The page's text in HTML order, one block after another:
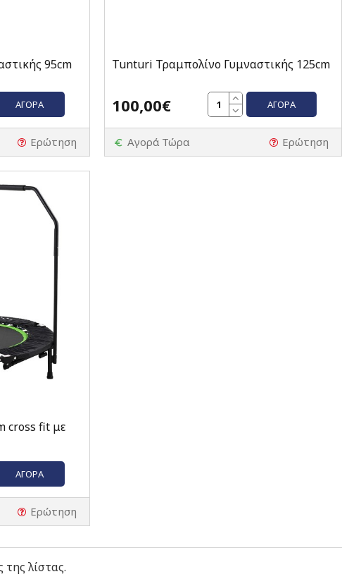
95cm
ΑΓΟΡΆ
Ερώτηση
Tunturi Τραμπολίνο Γυμναστικής 125cm
100,00€ ΑΓΟΡΆ
Αγορά Τώρα Ερώτηση
cross fit με
ΑΓΟΡΆ
Ερώτηση
της λίστας.